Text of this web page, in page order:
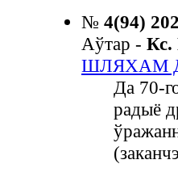
№ 4(94)
Аўтар -
ШЛЯХАМ
Да 70-
радыё